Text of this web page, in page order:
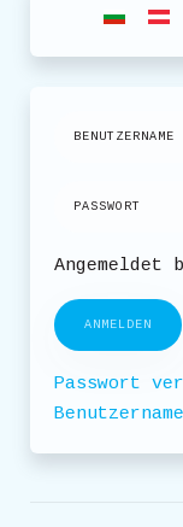
Angemeldet
ANMELDEN
Passwort